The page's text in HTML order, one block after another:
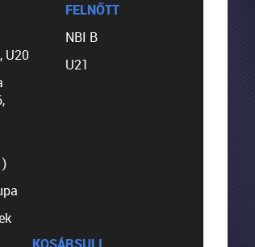
U20
FELNŐTT
NBI B
U21